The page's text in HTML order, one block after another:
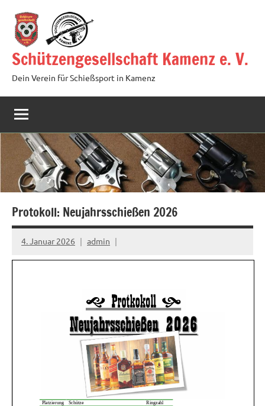
Inhalt
springen
Schützengesellschaft Kamenz e. V.
Dein Verein für Schießsport in Kamenz
Protokoll: Neujahrsschießen 2026
4. Januar 2026 admin